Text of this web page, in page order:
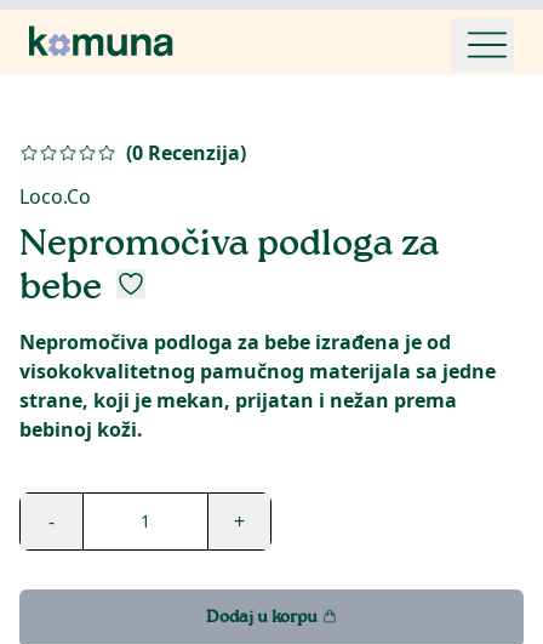
(0 Recenzija)
Loco.Co
Nepromočiva podloga za
bebe
Nepromočiva podloga za bebe izrađena je od
visokokvalitetnog pamučnog materijala sa jedne
strane, koji je mekan, prijatan i nežan prema
bebinoj koži.
- 1 +
Dodaj u korpu